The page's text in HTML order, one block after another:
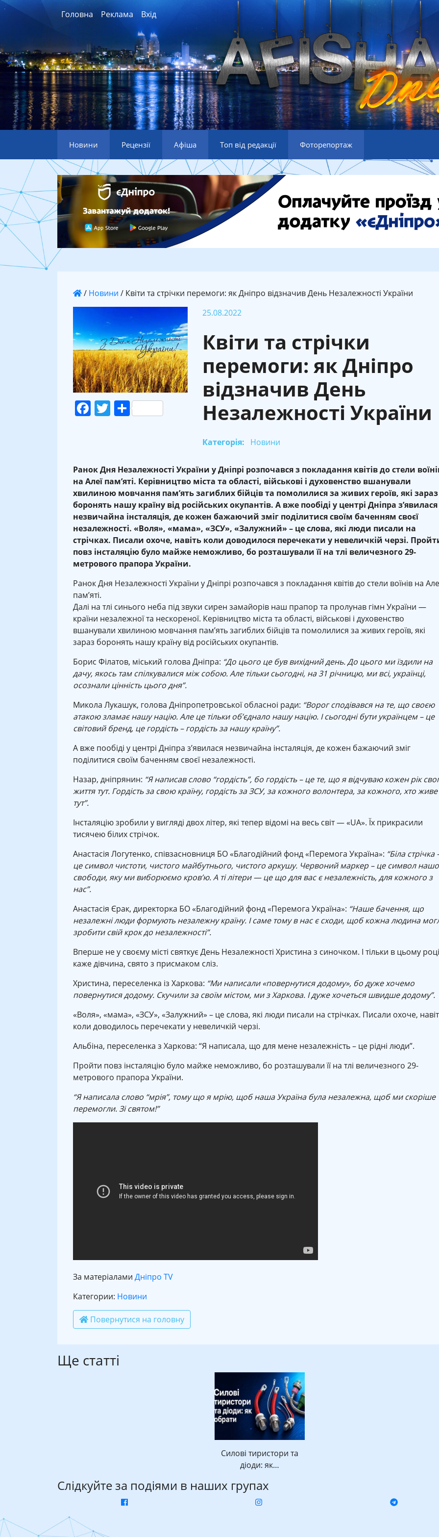
Головна Реклама Вхід
Новини Рецензії Афіша Топ від редакції Фоторепортаж
/ Новини / Квіти та стрічки перемоги: як Дніпро відзначив День Незалежності України
Facebook
Twitter
Поділитися
25.08.2022
Квіти та стрічки
перемоги: як Дніпро
відзначив День
Незалежності України
Категорія: Новини
Ранок Дня Незалежності України у Дніпрі розпочався з покладання квітів до стели
на Алеї пам’яті. Керівництво міста та області, військові і духовенство вшанували
хвилиною мовчання пам’ять загиблих бійців та помолилися за живих героїв, які зараз
боронять нашу країну від російських окупантів. А вже пообіді у центрі Дніпра з’явилася
незвичайна інсталяція, де кожен бажаючий зміг поділитися своїм баченням своєї
незалежності. «Воля», «мама», «ЗСУ», «Залужний» – це слова, які люди писали на
стрічках. Писали охоче, навіть коли доводилося перечекати у невеличкій черзі.
повз інсталяцію було майже неможливо, бо розташували її на тлі величезного 29-
метрового прапора України.
Ранок Дня Незалежності України у Дніпрі розпочався з покладання квітів до стели воїнів на
пам’яті.
Далі на тлі синього неба під звуки сирен замайорів наш прапор та пролунав гімн України —
країни незалежної та нескореної. Керівництво міста та області, військові і духовенство
вшанували хвилиною мовчання пам’ять загиблих бійців та помолилися за живих героїв, які
зараз боронять нашу країну від російських окупантів.
Борис Філатов, міський голова Дніпра: “До цього це був вихідний день. До цього ми їздили на
дачу, якось там спілкувалися між собою. Але тільки сьогодні, на 31 річницю, ми всі, українці,
осознали цінність цього дня”.
Микола Лукашук, голова Дніпропетровської обласноі ради: “Ворог сподівався на те, що своєю
атакою зламає нашу націю. Але це тільки об’єднало нашу націю. І сьогодні бути українцем – це
світовий бренд, це гордість – гордість за нашу країну”.
А вже пообіді у центрі Дніпра з’явилася незвичайна інсталяція, де кожен бажаючий зміг
поділитися своїм баченням своєї незалежності.
Назар, дніпрянин: “Я написав слово “гордість”, бо гордість – це те, що я відчуваю кожен рік
життя тут. Гордість за свою країну, гордість за ЗСУ, за кожного волонтера, за кожного, хто живе
тут”.
Інсталяцію зробили у вигляді двох літер, які тепер відомі на весь світ — «UA». Їх прикрасили
тисячею білих стрічок.
Анастасія Логутенко, співзасновниця БО «Благодійний фонд «Перемога Україна»: “Біла
це символ чистоти, чистого майбутнього, чистого аркушу. Червоний маркер – це символ
свободи, яку ми виборюємо кров’ю. А ті літери — це що для вас є незалежність, для кожного з
нас”.
Анастасія Єрак, директорка БО «Благодійний фонд «Перемога Україна»: “Наше бачення, що
незалежні люди формують незалежну країну. І саме тому в нас є сходи, щоб кожна людина
зробити свій крок до незалежності”.
Вперше не у своєму місті святкує День Незалежності Христина з синочком. І тільки в цьому
каже дівчина, свято з присмаком сліз.
Христина, переселенка із Харкова: “Ми написали «повернутися додому», бо дуже хочемо
повернутися додому. Скучили за своїм містом, ми з Харкова. І дуже хочеться швидше додому”.
«Воля», «мама», «ЗСУ», «Залужний» – це слова, які люди писали на стрічках. Писали охоче,
коли доводилось перечекати у невеличкій черзі.
Альбіна, переселенка з Харкова: “Я написала, що для мене незалежність – це рідні люди”.
Пройти повз інсталяцію було майже неможливо, бо розташували її на тлі величезного 29-
метрового прапора України.
“Я написала слово “мрія”, тому що я мрію, щоб наша Україна була незалежна, щоб ми скоріше
перемогли. Зі святом!”
За матеріалами Дніпро TV
Категории: Новини
Повернутися на головну
Ще статті
Силові тиристори та
діоди: як…
Слідкуйте за подіями в наших групах